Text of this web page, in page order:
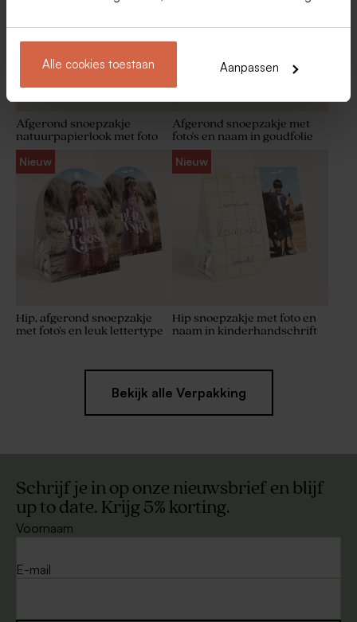
Alle cookies toestaan Aanpassen
Label voor
communiebedankjes met
foto en naam
Staande menukaart
communie op gerecycleerd
papier met naam
Afgerond snoepzakje
natuurpapierlook met foto
Afgerond snoepzakje met
foto's en naam in goudfolie
Nieuw
Hip, afgerond snoepzakje
met foto's en leuk lettertype
Nieuw
Hip snoepzakje met foto en
naam in kinderhandschrift
Bekijk alle Verpakking
Schrijf je in op onze nieuwsbrief en blijf
up to date. Krijg 5% korting.
Voornaam
E-mail